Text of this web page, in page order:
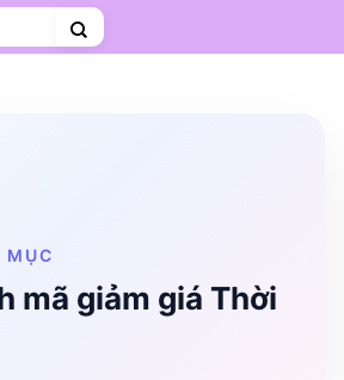
MỤC
mã giảm giá Thời